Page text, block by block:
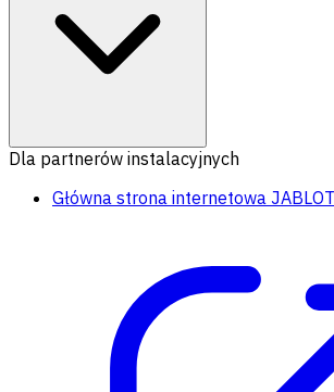
Dla partnerów instalacyjnych
Główna strona internetowa